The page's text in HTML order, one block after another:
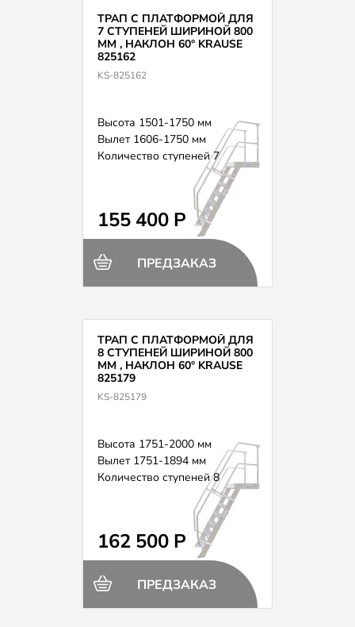
ТРАП С ПЛАТФОРМОЙ ДЛЯ
7 СТУПЕНЕЙ ШИРИНОЙ 800
ММ , НАКЛОН 60° KRAUSE
825162
KS-825162
Высота 1501-1750 мм
Вылет 1606-1750 мм
Количество ступеней 7
155 400 Р
ПРЕДЗАКАЗ
ТРАП С ПЛАТФОРМОЙ ДЛЯ
8 СТУПЕНЕЙ ШИРИНОЙ 800
ММ , НАКЛОН 60° KRAUSE
825179
KS-825179
Высота 1751-2000 мм
Вылет 1751-1894 мм
Количество ступеней 8
162 500 Р
ПРЕДЗАКАЗ